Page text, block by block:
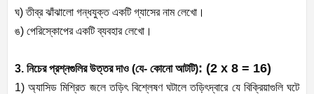
ঘ) তীব্র ঝাঁঝালো গন্ধযুক্ত একটি গ্যাসের নাম লেখো।
ঙ) পেরিস্কোপের একটি ব্যবহার লেখো।
3. নিচের প্রশ্নগুলির উত্তর দাও (যে- কোনো আটটি): (2 x 8 = 16)
1) অ্যাসিড মিশ্রিত জলে তড়িৎ বিশ্লেষণ ঘটালে তড়িৎদ্বারে যে বিক্রিয়াগুলি ঘটে